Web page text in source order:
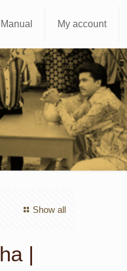
My account
Show all
|